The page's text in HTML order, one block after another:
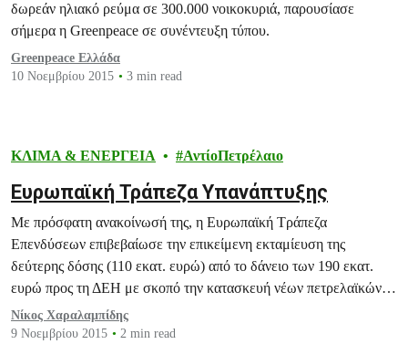
δωρεάν ηλιακό ρεύμα σε 300.000 νοικοκυριά, παρουσίασε
σήμερα η Greenpeace σε συνέντευξη τύπου.
Greenpeace Ελλάδα
10 Νοεμβρίου 2015
3 min read
ΚΛΙΜΑ & ΕΝΕΡΓΕΙΑ ΑντίοΠετρέλαιο
Ευρωπαϊκή Τράπεζα Υπανάπτυξης
Με πρόσφατη ανακοίνωσή της, η Ευρωπαϊκή Τράπεζα
Επενδύσεων επιβεβαίωσε την επικείμενη εκταμίευση της
δεύτερης δόσης (110 εκατ. ευρώ) από το δάνειο των 190 εκατ.
ευρώ προς τη ΔΕΗ με σκοπό την κατασκευή νέων πετρελαϊκών
σταθμών ηλεκτροπαραγωγής στα μη διασυνδεδεμένα νησιά σε
Κυκλάδες, Δωδεκάνησα και ΒΑ Αιγαίο. Στην ίδια ανακοίνωση η
Νίκος Χαραλαμπίδης
9 Νοεμβρίου 2015
2 min read